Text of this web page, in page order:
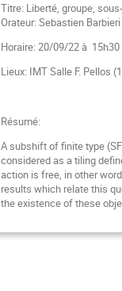
Titre: Liberté, groupe,
Orateur: Sebastien Barbieri
Horaire: 20/09/22 à 15h30
Lieux: IMT Salle F. Pellos
Résumé:
A subshift of finite type
considered as a tiling
action is free, in other
results which relate this
the existence of these